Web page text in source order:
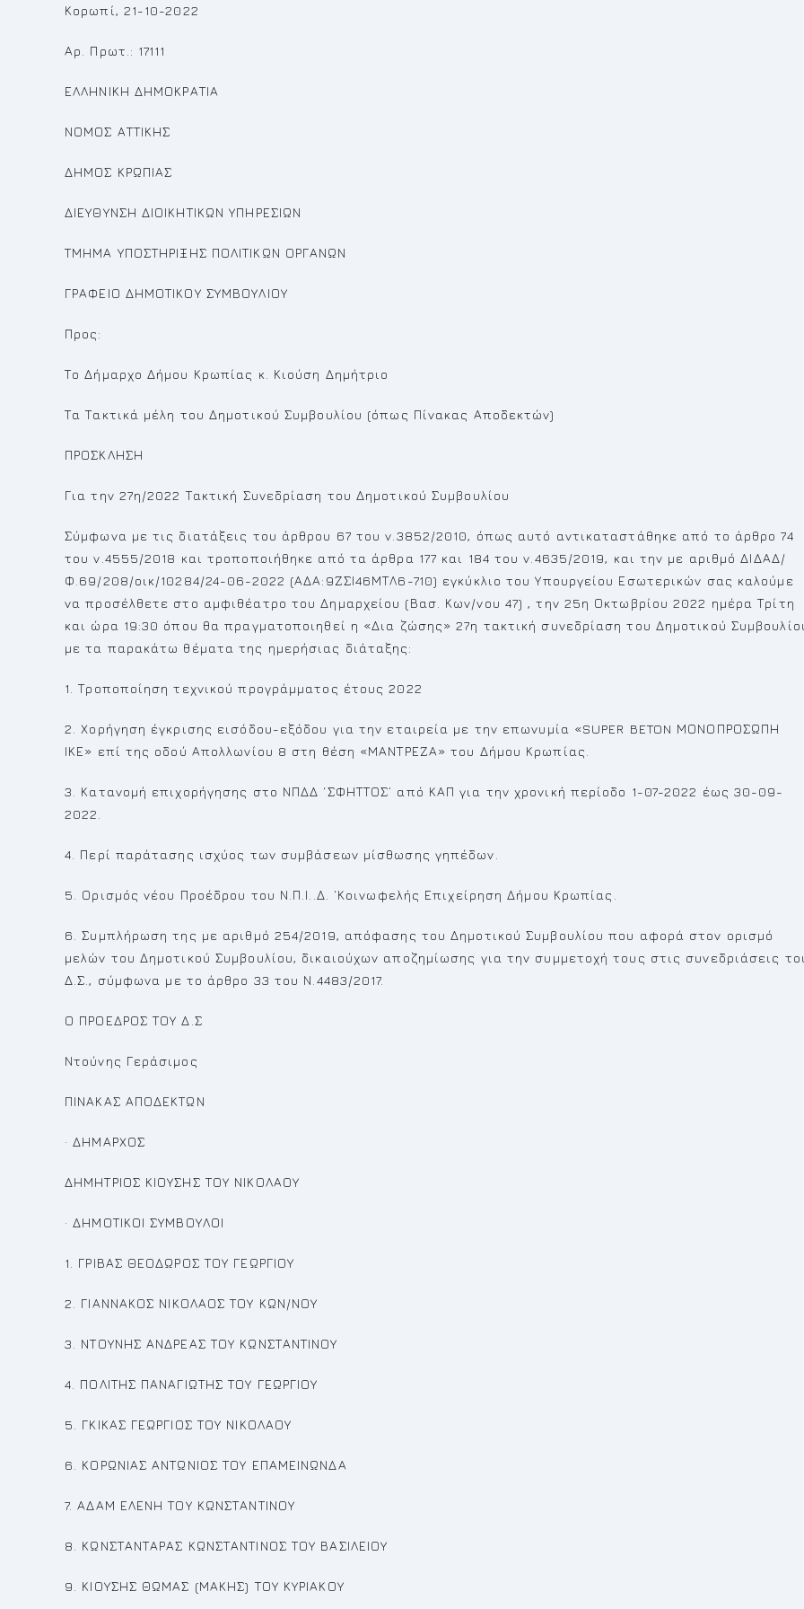
Κορωπί, 21-10-2022
Αρ. Πρωτ.: 17111
ΕΛΛΗΝΙΚΗ ΔΗΜΟΚΡΑΤΙΑ
ΝΟΜΟΣ ΑΤΤΙΚΗΣ
ΔΗΜΟΣ ΚΡΩΠΙΑΣ
ΔΙΕΥΘΥΝΣΗ ΔΙΟΙΚΗΤΙΚΩΝ ΥΠΗΡΕΣΙΩΝ
ΤΜΗΜΑ ΥΠΟΣΤΗΡΙΞΗΣ ΠΟΛΙΤΙΚΩΝ ΟΡΓΑΝΩΝ
ΓΡΑΦΕΙΟ ΔΗΜΟΤΙΚΟΥ ΣΥΜΒΟΥΛΙΟΥ
Προς:
Το Δήμαρχο Δήμου Κρωπίας κ. Κιούση Δημήτριο
Τα Τακτικά μέλη του Δημοτικού Συμβουλίου (όπως Πίνακας Αποδεκτών)
ΠΡΟΣΚΛΗΣΗ
Για την 27η/2022 Τακτική Συνεδρίαση του Δημοτικού Συμβουλίου
Σύμφωνα με τις διατάξεις του άρθρου 67 του ν.3852/2010, όπως αυτό αντικαταστάθηκε από το άρθρο 74
του ν.4555/2018 και τροποποιήθηκε από τα άρθρα 177 και 184 του ν.4635/2019, και την με αριθμό ΔΙΔΑΔ/
Φ.69/208/οικ/10284/24-06-2022 (ΑΔΑ:9ΖΣΙ46ΜΤΛ6-710) εγκύκλιο του Υπουργείου Εσωτερικών σας καλούμε
να προσέλθετε στο αμφιθέατρο του Δημαρχείου (Βασ. Κων/νου 47) , την 25η Οκτωβρίου 2022 ημέρα Τρίτη
και ώρα 19:30 όπου θα πραγματοποιηθεί η «Δια ζώσης» 27η τακτική συνεδρίαση του Δημοτικού
με τα παρακάτω θέματα της ημερήσιας διάταξης:
1. Τροποποίηση τεχνικού προγράμματος έτους 2022
2. Χορήγηση έγκρισης εισόδου-εξόδου για την εταιρεία με την επωνυμία «SUPER BETON ΜΟΝΟΠΡΟΣΩΠΗ
ΙΚΕ» επί της οδού Απολλωνίου 8 στη θέση «ΜΑΝΤΡΕΖΑ» του Δήμου Κρωπίας.
3. Κατανομή επιχορήγησης στο ΝΠΔΔ ‘ΣΦΗΤΤΟΣ’ από ΚΑΠ για την χρονική περίοδο 1-07-2022 έως 30-09-
2022.
4. Περί παράτασης ισχύος των συμβάσεων μίσθωσης γηπέδων.
5. Ορισμός νέου Προέδρου του Ν.Π.Ι..Δ. ‘Κοινωφελής Επιχείρηση Δήμου Κρωπίας.
6. Συμπλήρωση της με αριθμό 254/2019, απόφασης του Δημοτικού Συμβουλίου που αφορά στον ορισμό
μελών του Δημοτικού Συμβουλίου, δικαιούχων αποζημίωσης για την συμμετοχή τους στις συνεδριάσεις
Δ.Σ., σύμφωνα με το άρθρο 33 του Ν.4483/2017.
Ο ΠΡΟΕΔΡΟΣ ΤΟΥ Δ.Σ
Ντούνης Γεράσιμος
ΠΙΝΑΚΑΣ ΑΠΟΔΕΚΤΩΝ
· ΔΗΜΑΡΧΟΣ
ΔΗΜΗΤΡΙΟΣ ΚΙΟΥΣΗΣ ΤΟΥ ΝΙΚΟΛΑΟΥ
· ΔΗΜΟΤΙΚΟΙ ΣΥΜΒΟΥΛΟΙ
1. ΓΡΙΒΑΣ ΘΕΟΔΩΡΟΣ ΤΟΥ ΓΕΩΡΓΙΟΥ
2. ΓΙΑΝΝΑΚΟΣ ΝΙΚΟΛΑΟΣ ΤΟΥ ΚΩΝ/ΝΟΥ
3. ΝΤΟΥΝΗΣ ΑΝΔΡΕΑΣ ΤΟΥ ΚΩΝΣΤΑΝΤΙΝΟΥ
4. ΠΟΛΙΤΗΣ ΠΑΝΑΓΙΩΤΗΣ ΤΟΥ ΓΕΩΡΓΙΟΥ
5. ΓΚΙΚΑΣ ΓΕΩΡΓΙΟΣ ΤΟΥ ΝΙΚΟΛΑΟΥ
6. ΚΟΡΩΝΙΑΣ ΑΝΤΩΝΙΟΣ ΤΟΥ ΕΠΑΜΕΙΝΩΝΔΑ
7. ΑΔΑΜ ΕΛΕΝΗ ΤΟΥ ΚΩΝΣΤΑΝΤΙΝΟΥ
8. ΚΩΝΣΤΑΝΤΑΡΑΣ ΚΩΝΣΤΑΝΤΙΝΟΣ ΤΟΥ ΒΑΣΙΛΕΙΟΥ
9. ΚΙΟΥΣΗΣ ΘΩΜΑΣ (ΜΑΚΗΣ) ΤΟΥ ΚΥΡΙΑΚΟΥ